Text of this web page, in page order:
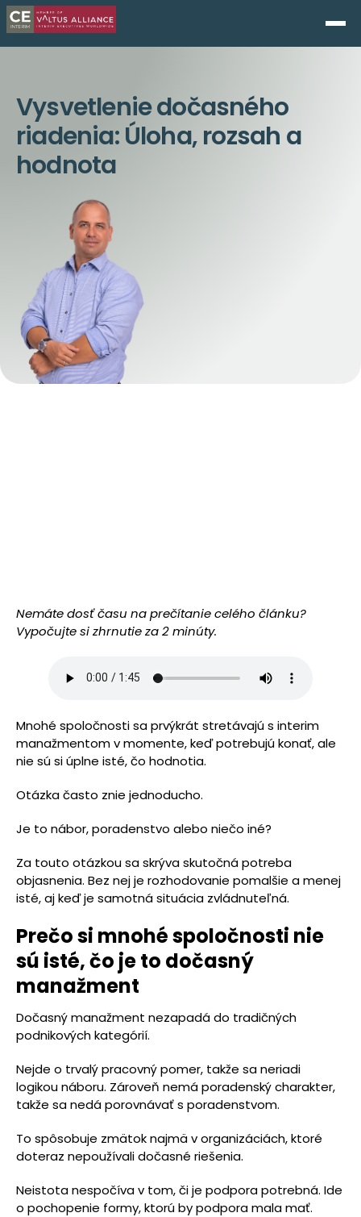
Vysvetlenie dočasného
riadenia: Úloha, rozsah a
hodnota
Nemáte dosť času na prečítanie celého článku?
Vypočujte si zhrnutie za 2 minúty.
Mnohé spoločnosti sa prvýkrát stretávajú s interim
manažmentom v momente, keď potrebujú konať, ale
nie sú si úplne isté, čo hodnotia.
Otázka často znie jednoducho.
Je to nábor, poradenstvo alebo niečo iné?
Za touto otázkou sa skrýva skutočná potreba
objasnenia. Bez nej je rozhodovanie pomalšie a menej
isté, aj keď je samotná situácia zvládnuteľná.
Prečo si mnohé spoločnosti nie
sú isté, čo je to dočasný
manažment
Dočasný manažment nezapadá do tradičných
podnikových kategórií.
Nejde o trvalý pracovný pomer, takže sa neriadi
logikou náboru. Zároveň nemá poradenský charakter,
takže sa nedá porovnávať s poradenstvom.
To spôsobuje zmätok najmä v organizáciách, ktoré
doteraz nepoužívali dočasné riešenia.
Neistota nespočíva v tom, či je podpora potrebná. Ide
o pochopenie formy, ktorú by podpora mala mať.